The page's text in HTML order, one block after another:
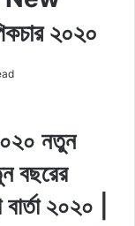
২০২০
নতুন
বছরের
২০২০ |